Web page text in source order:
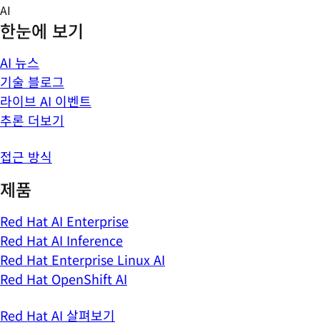
Skip
to
content
AI
한눈에 보기
AI 뉴스
기술 블로그
라이브 AI 이벤트
추론 더보기
접근 방식
제품
Red Hat AI Enterprise
Red Hat AI Inference
Red Hat Enterprise Linux AI
Red Hat OpenShift AI
Red Hat AI 살펴보기